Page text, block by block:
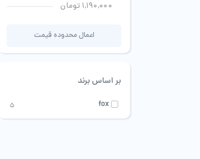
1,190,000 تومان
اعمال محدوده قیمت
بر اساس برند
fox
5